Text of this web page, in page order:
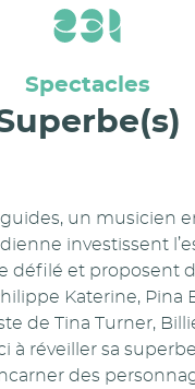
des cookies
Spectacles
un musicien
investissent
défilé et proposent
Katerine, Pina
de Tina Turner,
à réveiller sa
des